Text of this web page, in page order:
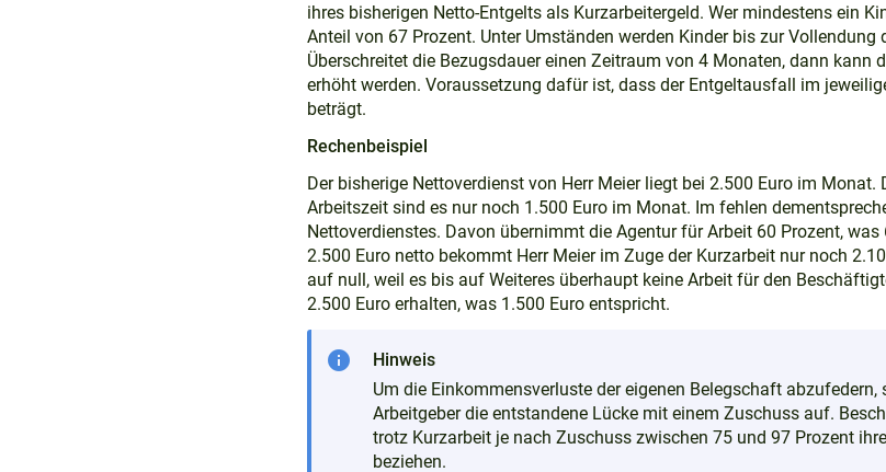
ihres bisherigen Netto-Entgelts als Kurzarbeitergeld. Wer mindestens ein
Anteil von 67 Prozent. Unter Umständen werden Kinder bis zur
Überschreitet die Bezugsdauer einen Zeitraum von 4 Monaten, dann kann
erhöht werden. Voraussetzung dafür ist, dass der Entgeltausfall im
beträgt.
Rechenbeispiel
Der bisherige Nettoverdienst von Herr Meier liegt bei 2.500 Euro im Monat.
Arbeitszeit sind es nur noch 1.500 Euro im Monat. Im fehlen
Nettoverdienstes. Davon übernimmt die Agentur für Arbeit 60 Prozent,
2.500 Euro netto bekommt Herr Meier im Zuge der Kurzarbeit nur noch
auf null, weil es bis auf Weiteres überhaupt keine Arbeit für den
2.500 Euro erhalten, was 1.500 Euro entspricht.
info
Hinweis
Um die Einkommensverluste der eigenen Belegschaft
Arbeitgeber die entstandene Lücke mit einem Zuschuss auf.
trotz Kurzarbeit je nach Zuschuss zwischen 75 und 97 Prozent
beziehen.